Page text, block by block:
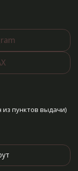
из пунктов выдачи)